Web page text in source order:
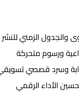
والجدول الزمني للنشر
ورسوم متحركة
وسرد قصصي
الأداء الرقمي